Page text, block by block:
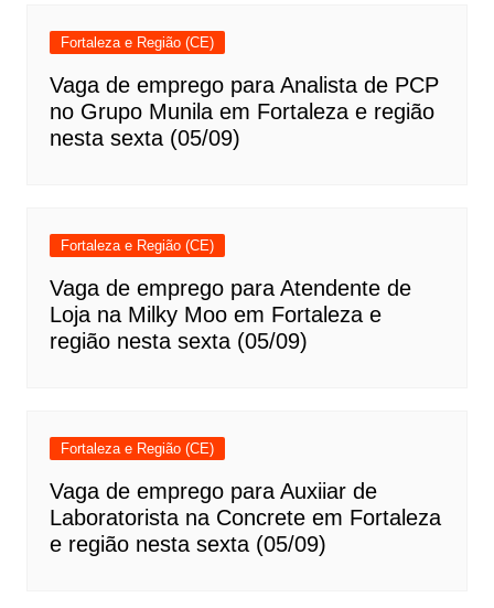
Fortaleza e Região (CE)
Vaga de emprego para Analista de PCP
no Grupo Munila em Fortaleza e região
nesta sexta (05/09)
Fortaleza e Região (CE)
Vaga de emprego para Atendente de
Loja na Milky Moo em Fortaleza e
região nesta sexta (05/09)
Fortaleza e Região (CE)
Vaga de emprego para Auxiiar de
Laboratorista na Concrete em Fortaleza
e região nesta sexta (05/09)